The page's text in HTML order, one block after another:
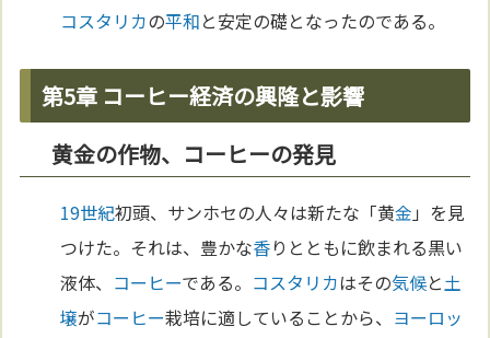
コスタリカの平和と安定の礎となったのである。
第5章 コーヒー経済の興隆と影響
黄金の作物、コーヒーの発見
19世紀初頭、サンホセの人々は新たな「黄金 」を見
つけた。それは、豊かな香りとともに飲まれる黒い
液体、 コーヒーである。 コスタリカはその気候と土
壌がコーヒー栽培に適していることから、 ヨーロッ